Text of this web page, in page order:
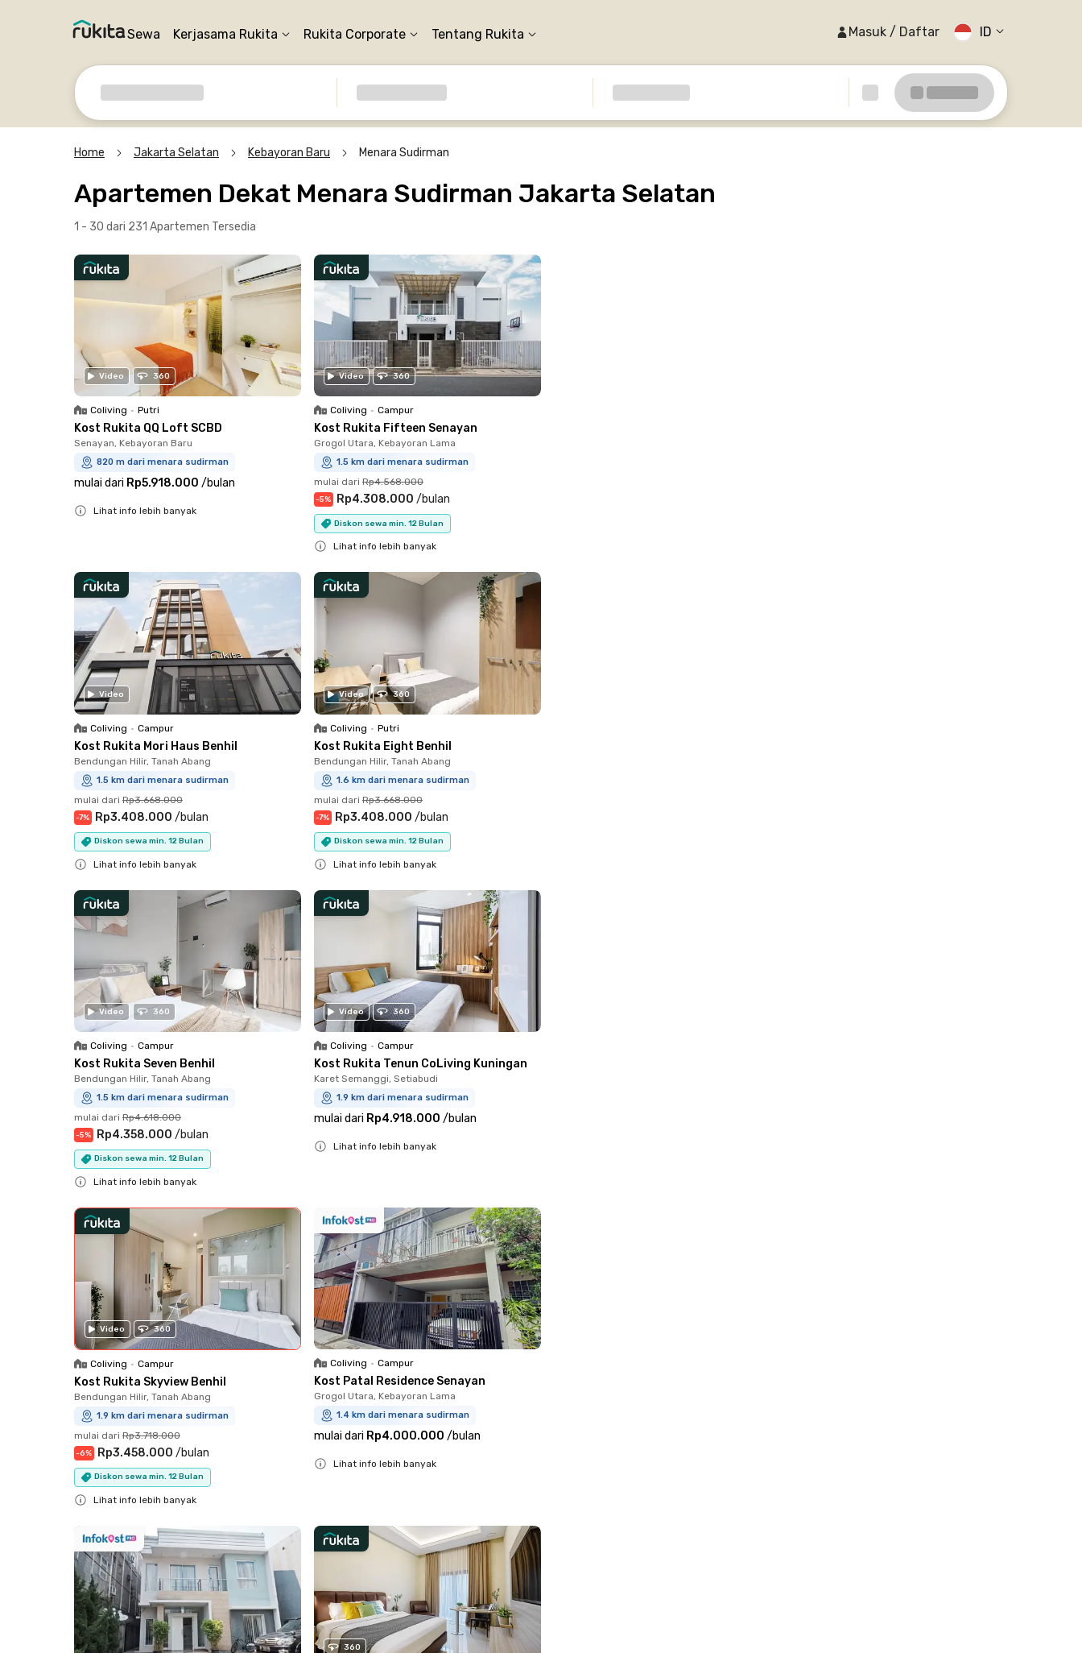
Sewa Kerjasama Rukita Rukita Corporate Tentang Rukita Masuk / Daftar ID
Home Jakarta Selatan Kebayoran Baru Menara Sudirman
Apartemen Dekat Menara Sudirman Jakarta Selatan
1 - 30 dari 231 Apartemen Tersedia
Video 360
Coliving • Putri
Kost Rukita QQ Loft SCBD
Senayan, Kebayoran Baru
820 m dari menara sudirman
mulai dari Rp5.918.000 /bulan
Lihat info lebih banyak
Video 360
Coliving • Campur
Kost Rukita Fifteen Senayan
Grogol Utara, Kebayoran Lama
1.5 km dari menara sudirman
mulai dari Rp4.568.000
-5% Rp4.308.000 /bulan
Diskon sewa min. 12 Bulan
Lihat info lebih banyak
Video
Coliving • Campur
Kost Rukita Mori Haus Benhil
Bendungan Hilir, Tanah Abang
1.5 km dari menara sudirman
mulai dari Rp3.668.000
-7% Rp3.408.000 /bulan
Diskon sewa min. 12 Bulan
Lihat info lebih banyak
Video 360
Coliving • Putri
Kost Rukita Eight Benhil
Bendungan Hilir, Tanah Abang
1.6 km dari menara sudirman
mulai dari Rp3.668.000
-7% Rp3.408.000 /bulan
Diskon sewa min. 12 Bulan
Lihat info lebih banyak
Video 360
Coliving • Campur
Kost Rukita Seven Benhil
Bendungan Hilir, Tanah Abang
1.5 km dari menara sudirman
mulai dari Rp4.618.000
-5% Rp4.358.000 /bulan
Diskon sewa min. 12 Bulan
Lihat info lebih banyak
Video 360
Coliving • Campur
Kost Rukita Tenun CoLiving Kuningan
Karet Semanggi, Setiabudi
1.9 km dari menara sudirman
mulai dari Rp4.918.000 /bulan
Lihat info lebih banyak
Video 360
Coliving • Campur
Kost Rukita Skyview Benhil
Bendungan Hilir, Tanah Abang
1.9 km dari menara sudirman
mulai dari Rp3.718.000
-6% Rp3.458.000 /bulan
Diskon sewa min. 12 Bulan
Lihat info lebih banyak
Coliving • Campur
Kost Patal Residence Senayan
Grogol Utara, Kebayoran Lama
1.4 km dari menara sudirman
mulai dari Rp4.000.000 /bulan
Lihat info lebih banyak
360